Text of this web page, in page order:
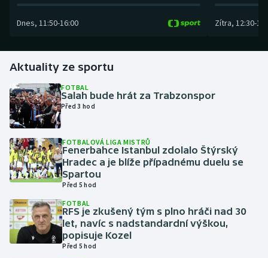
Futsal
Golf
Gymnastika
Házená
Jezdectví
Judo
Krasobruslení
Dnes, 11:50-16:00 Zítra, 12:30-
Aktuality ze sportu
FOTBAL
Salah bude hrát za Trabzonspor
Před 3 hod
FOTBALOVÁ LIGA MISTRŮ
Fenerbahce Istanbul zdolalo Štýrský
Hradec a je blíže případnému duelu se
Spartou
Před 5 hod
FOTBAL
RFS je zkušený tým s plno hráči nad 30
let, navíc s nadstandardní výškou,
popisuje Kozel
Před 5 hod